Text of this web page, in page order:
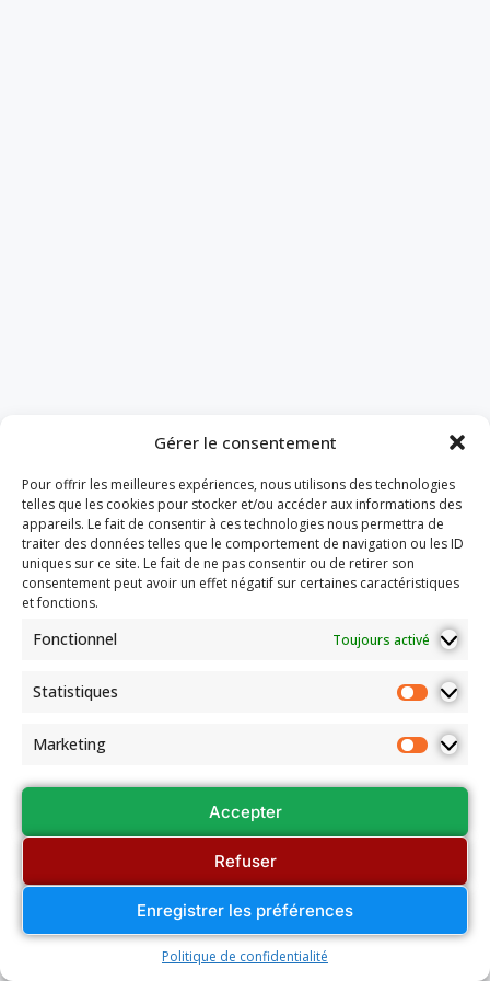
Gérer le consentement
Pour offrir les meilleures expériences, nous utilisons des technologies
telles que les cookies pour stocker et/ou accéder aux informations des
appareils. Le fait de consentir à ces technologies nous permettra de
traiter des données telles que le comportement de navigation ou les ID
uniques sur ce site. Le fait de ne pas consentir ou de retirer son
consentement peut avoir un effet négatif sur certaines caractéristiques
et fonctions.
Fonctionnel Toujours activé
Statistiques
Marketing
Accepter
Refuser
Enregistrer les préférences
Politique de confidentialité